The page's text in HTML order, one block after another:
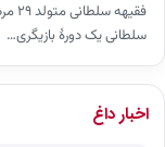
سلطانی یک دورهٔ بازیگری…
اخبار داغ